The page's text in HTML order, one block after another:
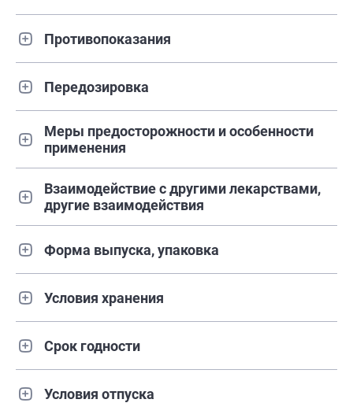
Противопоказания
Передозировка
Меры предосторожности и особенности
применения
Взаимодействие с другими лекарствами,
другие взаимодействия
Форма выпуска, упаковка
Условия хранения
Срок годности
Условия отпуска